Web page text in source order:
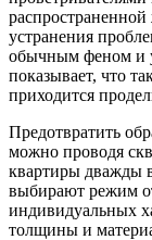
устранения
обычным феном и
показывает, что
приходится
Предотвратить
можно проводя
квартиры дважды
выбирают режим
индивидуальных
толщины и